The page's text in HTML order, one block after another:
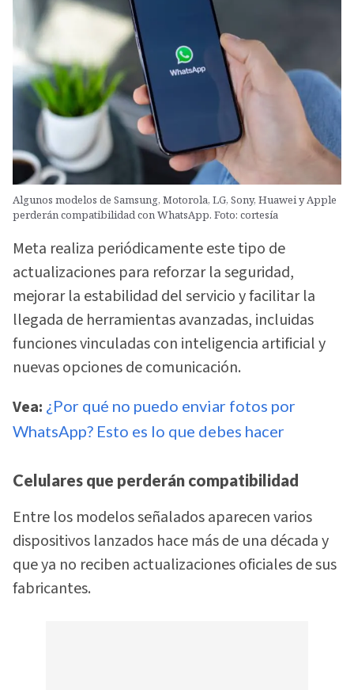
Algunos modelos de Samsung, Motorola, LG, Sony, Huawei y Apple
perderán compatibilidad con WhatsApp. Foto: cortesía
Meta realiza periódicamente este tipo de
actualizaciones para reforzar la seguridad,
mejorar la estabilidad del servicio y facilitar la
llegada de herramientas avanzadas, incluidas
funciones vinculadas con inteligencia artificial y
nuevas opciones de comunicación.
Vea: ¿Por qué no puedo enviar fotos por
WhatsApp? Esto es lo que debes hacer
Celulares que perderán compatibilidad
Entre los modelos señalados aparecen varios
dispositivos lanzados hace más de una década y
que ya no reciben actualizaciones oficiales de sus
fabricantes.